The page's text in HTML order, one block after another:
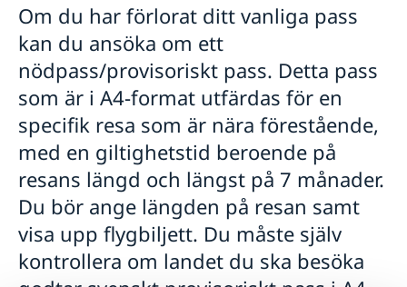
Pass i Rwanda
Förlust av pass
Förnyelse av pass för vuxna
Ansökan om pass för barn under 18 år
Provisoriskt pass
Nationellt id-kort
Samordningsnummer
Akut hjälp
Vad kan du få hjälp med?
Om du blir sjuk eller råkar ut för en olycka
Ekonomisk support
Arv i Rwanda
Svenskt medborgarskap i Rwanda
Dubbelt medborgarskap
Registrera nyfödd utomlands
Gifta sig utomlands
Reseinformation
Om du har förlorat ditt vanliga pass
kan du ansöka om ett
nödpass/provisoriskt pass. Detta pass
som är i A4-format utfärdas för en
specifik resa som är nära förestående,
med en giltighetstid beroende på
resans längd och längst på 7 månader.
Du bör ange längden på resan samt
visa upp flygbiljett. Du måste själv
kontrollera om landet du ska besöka